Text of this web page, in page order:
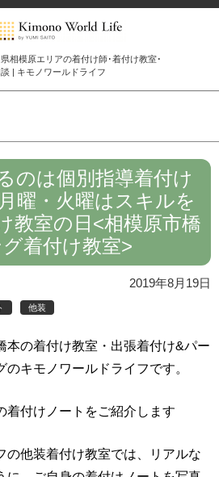
相模原エリアの着付け師･着付け教室･
| キモノワールドライフ
のは個別指導着付け
曜・火曜はスキルを
教室の日<相模原市橋
着付け教室>
2019年8月19日
他装
本の着付け教室・出張着付け&パー
キモノワールドライフです。
着付けノートをご紹介します
の他装着付け教室では、リアルな